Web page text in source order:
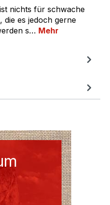
nichts für schwache
die es jedoch gerne
s… Mehr